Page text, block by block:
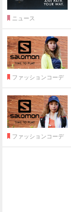
ニュース
ファッションコーデ
ファッションコーデ